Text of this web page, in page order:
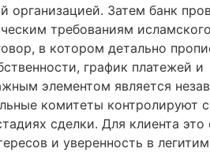
организацией. Затем банк
требованиям
в котором детально
график платежей и
элементом является
комитеты контролируют
сделки. Для клиента это
и уверенность в